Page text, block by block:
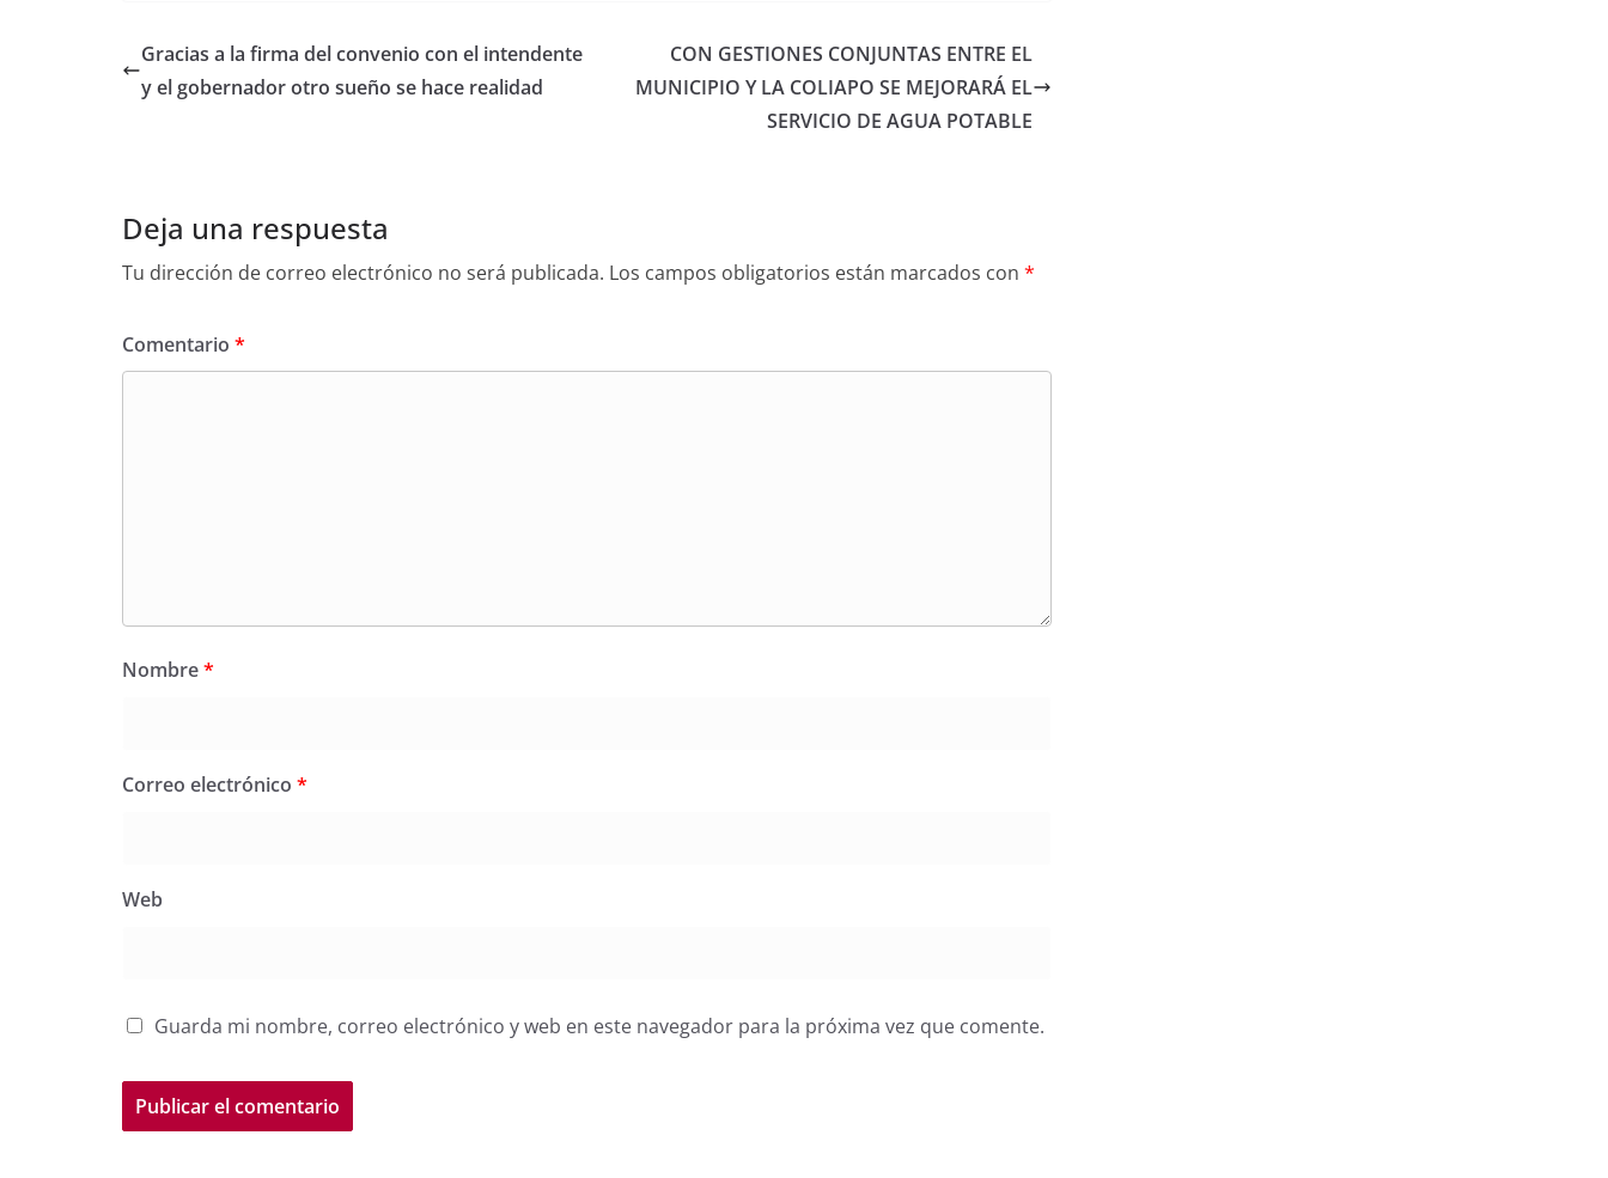
Gracias a la firma del convenio con el intendente
y el gobernador otro sueño se hace realidad
CON GESTIONES CONJUNTAS ENTRE EL
MUNICIPIO Y LA COLIAPO SE MEJORARÁ EL
SERVICIO DE AGUA POTABLE
Deja una respuesta
Tu dirección de correo electrónico no será publicada. Los campos obligatorios están marcados con *
Comentario *
Nombre*
Correo electrónico *
Web
Guarda mi nombre, correo electrónico y web en este navegador para la próxima vez que comente.